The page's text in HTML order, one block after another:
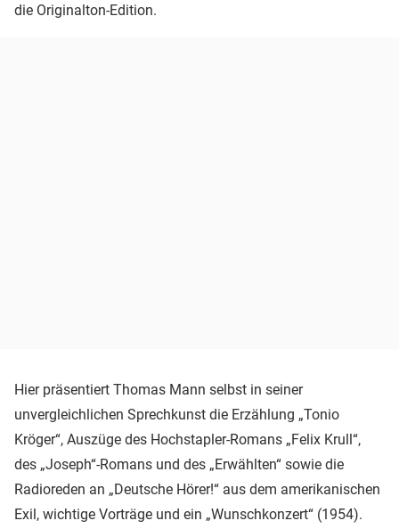
die Originalton-Edition.
Hier präsentiert Thomas Mann selbst in seiner
unvergleichlichen Sprechkunst die Erzählung „Tonio
Kröger“, Auszüge des Hochstapler-Romans „Felix Krull“,
des „Joseph“-Romans und des „Erwählten“ sowie die
Radioreden an „Deutsche Hörer!“ aus dem amerikanischen
Exil, wichtige Vorträge und ein „Wunschkonzert“ (1954).